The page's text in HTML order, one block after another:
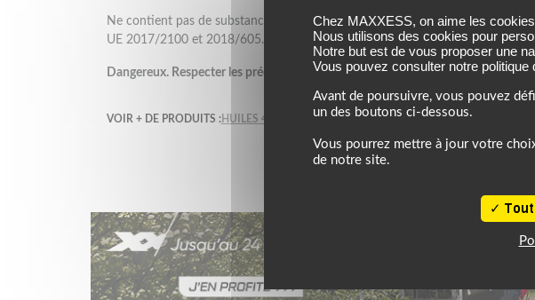
Ne contient pas de substances perturbant le système endocrinien selon les
UE 2017/2100 et 2018/605.
Dangereux. Respecter les précautions d'emploi.
VOIR + DE PRODUITS :HUILES 4T IPONE IPONE
Chez MAXXESS, on aime les
Nous utilisons des cookies pour
Notre but est de vous proposer une
Vous pouvez consulter notre
Avant de poursuivre, vous pouvez
un des boutons ci-dessous.
Vous pourrez mettre à jour votre
de notre site.